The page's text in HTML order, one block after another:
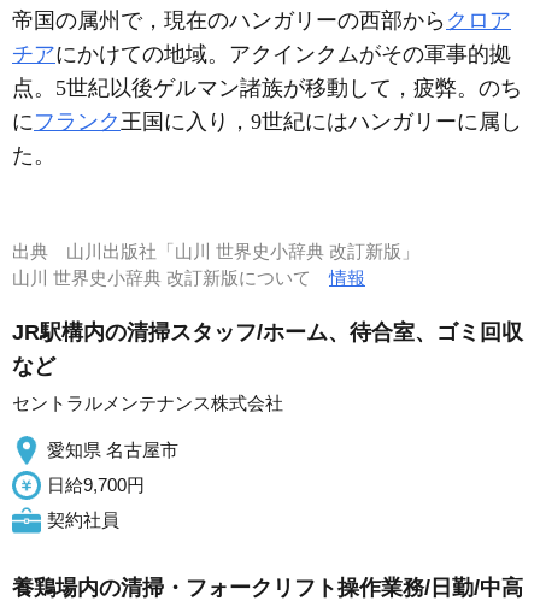
帝国の属州で，現在のハンガリーの西部から クロア
チアにかけての地域。アクインクムがその軍事的拠
点。5世紀以後ゲルマン諸族が移動して，疲弊。のち
に フランク 王国に入り，9世紀にはハンガリーに属し
た。
出典 山川出版社「山川 世界史小辞典 改訂新版」
山川 世界史小辞典 改訂新版について情報
JR駅構内の清掃スタッフ/ホーム、待合室、ゴミ回収
など
セントラルメンテナンス株式会社
愛知県 名古屋市
日給9,700円
契約社員
養鶏場内の清掃・フォークリフト操作業務/日勤/中高